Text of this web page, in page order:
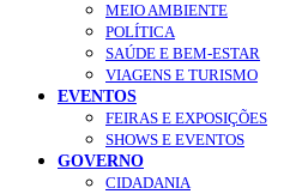
MEIO AMBIENTE
POLÍTICA
SAÚDE E BEM-ESTAR
VIAGENS E TURISMO
EVENTOS
FEIRAS E EXPOSIÇÕES
SHOWS E EVENTOS
GOVERNO
CIDADANIA